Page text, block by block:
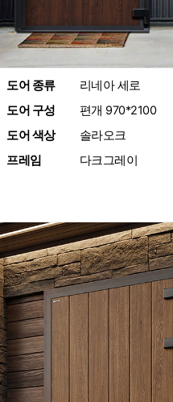
도어 종류
리네아 세로
도어 구성
편개 970*2100
도어 색상
솔라오크
프레임
다크그레이